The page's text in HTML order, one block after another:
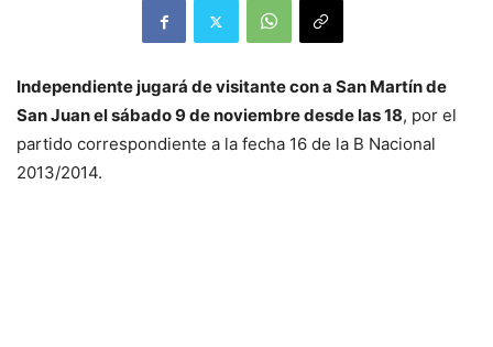
Independiente jugará de visitante con a San Martín de
San Juan el sábado 9 de noviembre desde las 18, por el
partido correspondiente a la fecha 16 de la B Nacional
2013/2014.